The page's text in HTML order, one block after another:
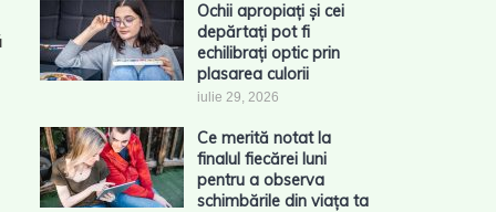
Ochii apropiați și cei
depărtați pot fi
echilibrați optic prin
plasarea culorii
iulie 29, 2026
Ce merită notat la
finalul fiecărei luni
pentru a observa
schimbările din viața ta